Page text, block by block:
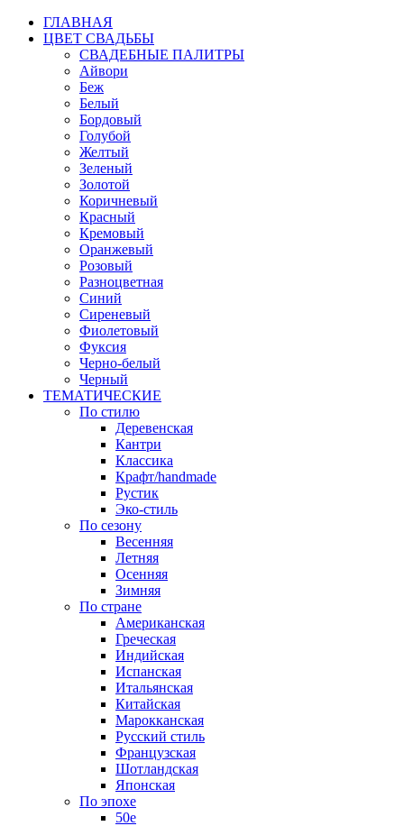
ГЛАВНАЯ
ЦВЕТ СВАДЬБЫ
СВАДЕБНЫЕ ПАЛИТРЫ
Айвори
Беж
Белый
Бордовый
Голубой
Желтый
Зеленый
Золотой
Коричневый
Красный
Кремовый
Оранжевый
Розовый
Разноцветная
Синий
Сиреневый
Фиолетовый
Фуксия
Черно-белый
Черный
ТЕМАТИЧЕСКИЕ
По стилю
Деревенская
Кантри
Классика
Крафт/handmade
Рустик
Эко-стиль
По сезону
Весенняя
Летняя
Осенняя
Зимняя
По стране
Американская
Греческая
Индийская
Испанская
Итальянская
Китайская
Марокканская
Русский стиль
Французская
Шотландская
Японская
По эпохе
50е